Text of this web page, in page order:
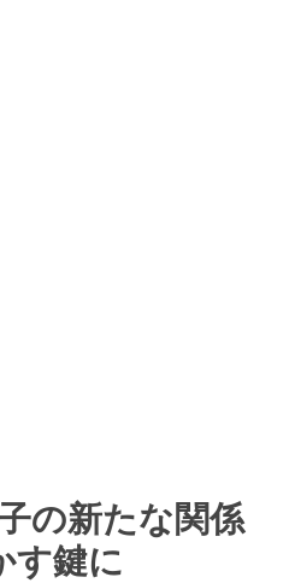
の新たな関係
す鍵に